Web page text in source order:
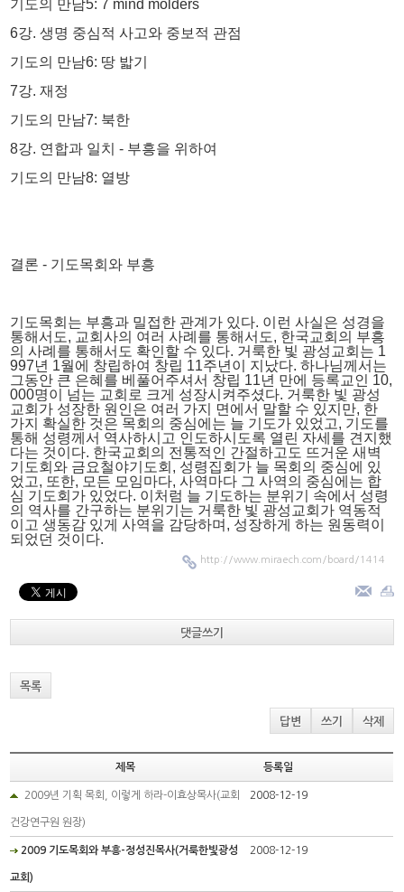
기도의 만남5: 7 mind molders
6강. 생명 중심적 사고와 중보적 관점
기도의 만남6: 땅 밟기
7강. 재정
기도의 만남7: 북한
8강. 연합과 일치 - 부흥을 위하여
기도의 만남8: 열방
결론 - 기도목회와 부흥
기도목회는 부흥과 밀접한 관계가 있다. 이런 사실은 성경을
통해서도, 교회사의 여러 사례를 통해서도, 한국교회의 부흥
의 사례를 통해서도 확인할 수 있다. 거룩한 빛 광성교회는 1
997년 1월에 창립하여 창립 11주년이 지났다. 하나님께서는
그동안 큰 은혜를 베풀어주셔서 창립 11년 만에 등록교인 10,
000명이 넘는 교회로 크게 성장시켜주셨다. 거룩한 빛 광성
교회가 성장한 원인은 여러 가지 면에서 말할 수 있지만, 한
가지 확실한 것은 목회의 중심에는 늘 기도가 있었고, 기도를
통해 성령께서 역사하시고 인도하시도록 열린 자세를 견지했
다는 것이다. 한국교회의 전통적인 간절하고도 뜨거운 새벽
기도회와 금요철야기도회, 성령집회가 늘 목회의 중심에 있
었고, 또한, 모든 모임마다, 사역마다 그 사역의 중심에는 합
심 기도회가 있었다. 이처럼 늘 기도하는 분위기 속에서 성령
의 역사를 간구하는 분위기는 거룩한 빛 광성교회가 역동적
이고 생동감 있게 사역을 감당하며, 성장하게 하는 원동력이
되었던 것이다.
http://www.miraech.com/board/1414
댓글쓰기
목록
답변 쓰기 삭제
제목 등록일
2009년 기획 목회, 이렇게 하라-이효상목사(교회
건강연구원 원장)
2008-12-19
2009 기도목회와 부흥-정성진목사(거룩한빛광성
교회)
2008-12-19